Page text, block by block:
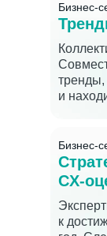
к
CX-
Бизнес-
и
Бизнес-